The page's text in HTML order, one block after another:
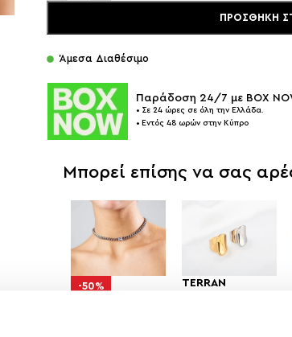
ΠΡΟΣΘΉΚΗ
Άμεσα Διαθέσιμο
Παράδοση 24/7 με BOX
• Σε 24 ώρες σε όλη την Ελλάδα.
• Εντός 48 ωρών στην Κύπρο
Μπορεί επίσης να σας
-50% TERRAN